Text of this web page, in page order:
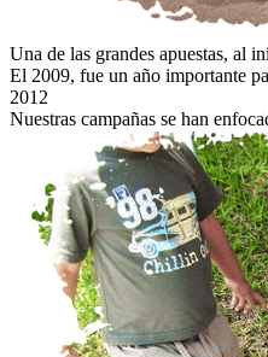
Una de las grandes apuestas, al
El 2009, fue un año importante
2012
Nuestras campañas se han